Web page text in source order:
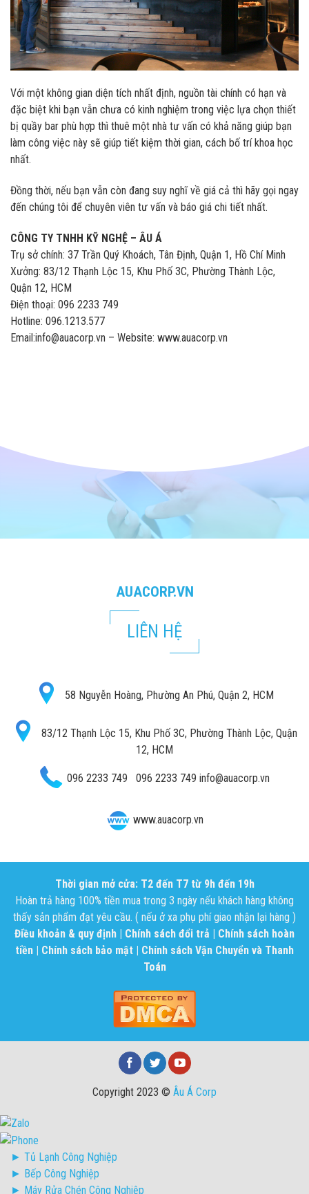
Với một không gian diện tích nhất định, nguồn tài chính có hạn và
đặc biệt khi bạn vẫn chưa có kinh nghiệm trong việc lựa chọn thiết
bị quầy bar phù hợp thì thuê một nhà tư vấn có khả năng giúp bạn
làm công việc này sẽ giúp tiết kiệm thời gian, cách bố trí khoa học
nhất.
Đồng thời, nếu bạn vẫn còn đang suy nghĩ về giá cả thì hãy gọi ngay
đến chúng tôi để chuyên viên tư vấn và báo giá chi tiết nhất.
CÔNG TY TNHH KỸ NGHỆ – ÂU Á
Trụ sở chính: 37 Trần Quý Khoách, Tân Định, Quận 1, Hồ Chí Minh
Xưởng: 83/12 Thạnh Lộc 15, Khu Phố 3C, Phường Thành Lộc,
Quận 12, HCM
Điện thoại: 096 2233 749
Hotline: 096.1213.577
Email:info@auacorp.vn – Website: www.auacorp.vn
AUACORP.VN
LIÊN HỆ
58 Nguyễn Hoàng, Phường An Phú, Quận 2, HCM
83/12 Thạnh Lộc 15, Khu Phố 3C, Phường Thành Lộc, Quận
12, HCM
096 2233 749 096 2233 749 info@auacorp.vn
www.auacorp.vn
Thời gian mở cửa: T2 đến T7 từ 9h đến 19h
Hoàn trả hàng 100% tiền mua trong 3 ngày nếu khách hàng không
thấy sản phẩm đạt yêu cầu. ( nếu ở xa phụ phí giao nhận lại hàng )
Điều khoản & quy định | Chính sách đổi trả | Chính sách hoàn
tiền | Chính sách bảo mật | Chính sách Vận Chuyển và Thanh
Toán
Copyright 2023 © Âu Á Corp
► Tủ Lạnh Công Nghiệp
► Bếp Công Nghiệp
► Máy Rửa Chén Công Nghiệp